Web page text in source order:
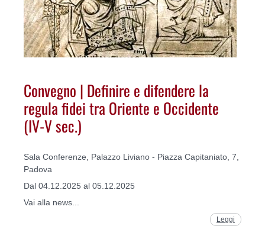
Convegno | Definire e difendere la
regula fidei tra Oriente e Occidente
(IV-V sec.)
Sala Conferenze, Palazzo Liviano - Piazza Capitaniato, 7,
Padova
Dal 04.12.2025 al 05.12.2025
Vai alla news...
Leggi